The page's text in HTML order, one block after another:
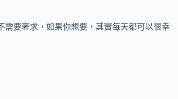
要奢求，如果你想要，其實每天都可以很幸